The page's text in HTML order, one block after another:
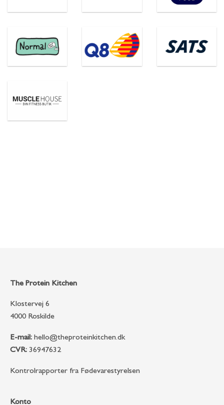
The Protein Kitchen
Klostervej 6
4000 Roskilde
E-mail: hello@theproteinkitchen.dk
CVR:36947632
Kontrolrapporter fra Fødevarestyrelsen
Konto